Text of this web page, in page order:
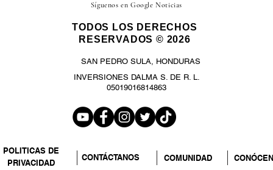
Síguenos en Google Noticias
TODOS LOS DERECHOS
RESERVADOS © 2026
SAN PEDRO SULA, HONDURAS
INVERSIONES DALMA S. DE R. L.
05019016814863
POLITICAS DE
PRIVACIDAD
CONTÁCTANOS COMUNIDAD